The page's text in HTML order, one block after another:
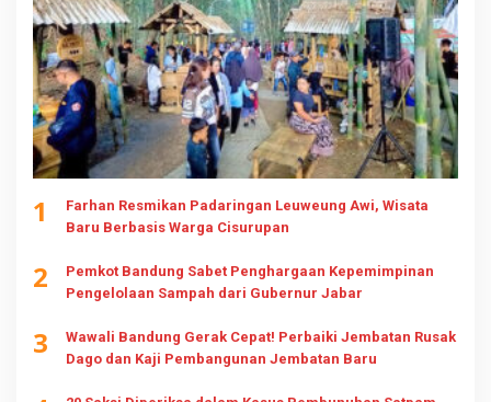
1
Farhan Resmikan Padaringan Leuweung Awi, Wisata
Baru Berbasis Warga Cisurupan
2
Pemkot Bandung Sabet Penghargaan Kepemimpinan
Pengelolaan Sampah dari Gubernur Jabar
3
Wawali Bandung Gerak Cepat! Perbaiki Jembatan Rusak
Dago dan Kaji Pembangunan Jembatan Baru